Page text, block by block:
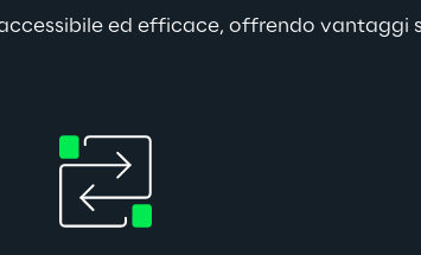
accessibile ed efficace, offrendo vantaggi